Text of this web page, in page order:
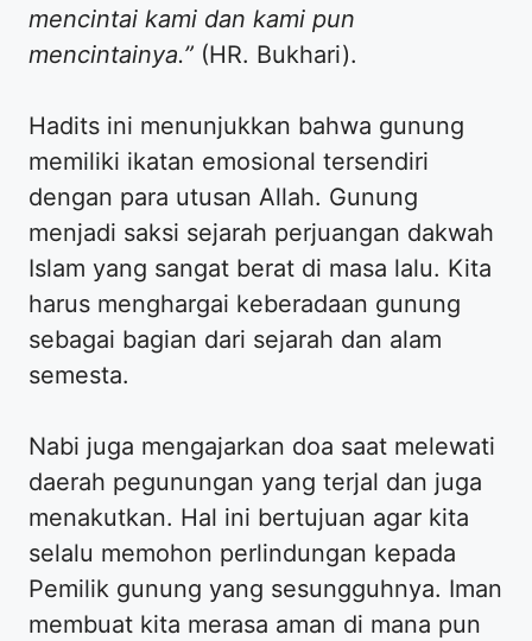
mencintai kami dan kami pun
mencintainya.” (HR. Bukhari).
Hadits ini menunjukkan bahwa gunung
memiliki ikatan emosional tersendiri
dengan para utusan Allah. Gunung
menjadi saksi sejarah perjuangan dakwah
Islam yang sangat berat di masa lalu. Kita
harus menghargai keberadaan gunung
sebagai bagian dari sejarah dan alam
semesta.
Nabi juga mengajarkan doa saat melewati
daerah pegunungan yang terjal dan juga
menakutkan. Hal ini bertujuan agar kita
selalu memohon perlindungan kepada
Pemilik gunung yang sesungguhnya. Iman
membuat kita merasa aman di mana pun